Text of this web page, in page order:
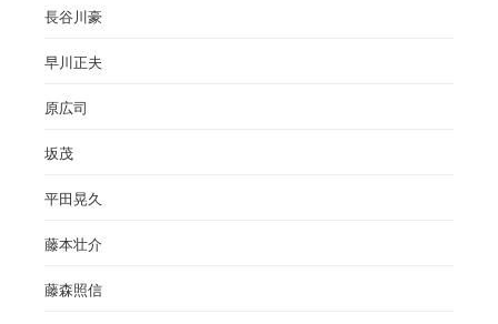
長谷川豪
早川正夫
原広司
坂茂
平田晃久
藤本壮介
藤森照信